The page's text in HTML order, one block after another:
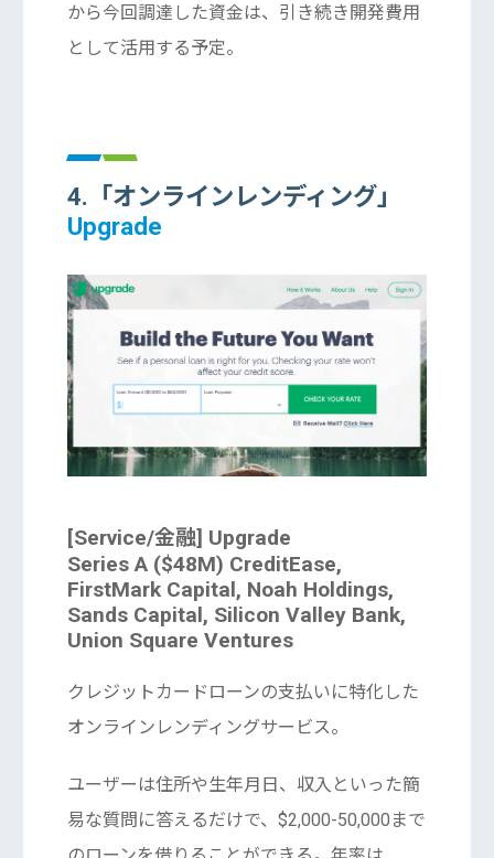
から今回調達した資金は、引き続き開発費用
として活用する予定。
4.「オンラインレンディング」
Upgrade
[Service/金融] Upgrade
Series A ($48M) CreditEase,
FirstMark Capital, Noah Holdings,
Sands Capital, Silicon Valley Bank,
Union Square Ventures
クレジットカードローンの支払いに特化した
オンラインレンディングサービス。
ユーザーは住所や生年月日、収入といった簡
易な質問に答えるだけで、$2,000-50,000まで